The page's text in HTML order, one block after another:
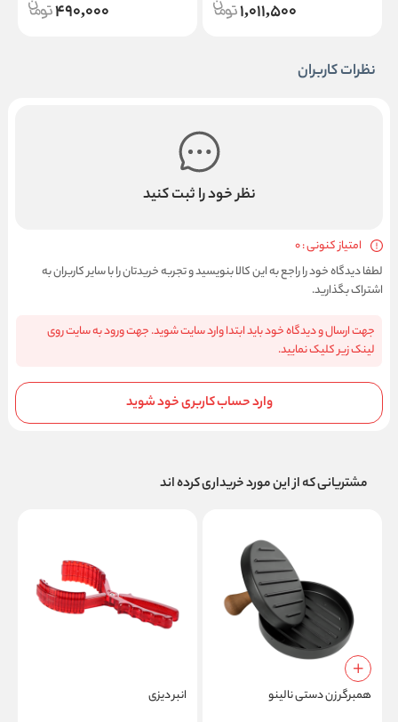
1,011,500
490,000
نظرات کاربران
نظر خود را ثبت کنید
امتیاز کنونی : 0
لطفا دیدگاه خود را راجع به این کالا بنویسید و تجربه خریدتان را با سایر کاربران به
اشتراک بگذارید.
جهت ارسال و دیدگاه خود باید ابتدا وارد سایت شوید. جهت ورود به سایت روی
لینک زیر کلیک نمایید.
وارد حساب کاربری خود شوید
مشتریانی که از این مورد خریداری کرده اند
همبرگر زن دستی نالینو انبر دیزی